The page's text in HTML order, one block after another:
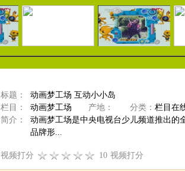
标题：
动画梦工场 互动小小岛
栏目：
动画梦工场 产地： 分类： 栏目在
简介：
动画梦工场是中央电视台少儿频道推出的
品牌形...
视频打分 10 视频打分